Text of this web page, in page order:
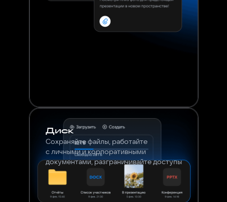
Диск
Сохраняйте файлы, работайте
с личными и корпоративными
документами, разграничивайте доступы